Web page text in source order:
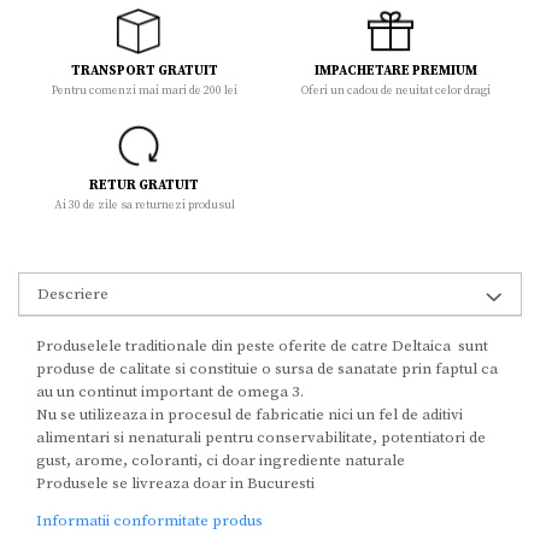
TRANSPORT GRATUIT
Pentru comenzi mai mari de 200 lei
IMPACHETARE PREMIUM
Oferi un cadou de neuitat celor dragi
RETUR GRATUIT
Ai 30 de zile sa returnezi produsul
Descriere
Produselele traditionale din peste oferite de catre Deltaica sunt
produse de calitate si constituie o sursa de sanatate prin faptul ca
au un continut important de omega 3.
Nu se utilizeaza in procesul de fabricatie nici un fel de aditivi
alimentari si nenaturali pentru conservabilitate, potentiatori de
gust, arome, coloranti, ci doar ingrediente naturale
Produsele se livreaza doar in Bucuresti
Informatii conformitate produs